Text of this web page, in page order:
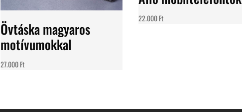
Övtáska magyaros
motívumokkal
27.000Ft
22.000Ft